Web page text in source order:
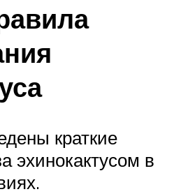
краткие
эхинокактусом в